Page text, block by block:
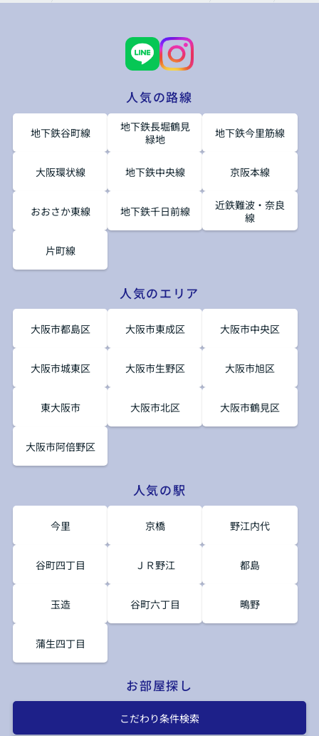
人気の路線
地下鉄谷町線
地下鉄長堀鶴見
緑地
地下鉄今里筋線
大阪環状線 地下鉄中央線 京阪本線
おおさか東線 地下鉄千日前線
近鉄難波・奈良
線
片町線
人気のエリア
大阪市都島区 大阪市東成区 大阪市中央区
大阪市城東区 大阪市生野区 大阪市旭区
東大阪市 大阪市北区 大阪市鶴見区
大阪市阿倍野区
人気の駅
今里 京橋 野江内代
谷町四丁目 ＪＲ野江 都島
玉造 谷町六丁目 鴫野
蒲生四丁目
お部屋探し
こだわり条件検索